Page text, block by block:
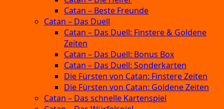
Catan – Beste Freunde
Catan – Das Duell
Catan – Das Duell: Finstere & Goldene
Zeiten
Catan – Das Duell: Bonus Box
Catan – Das Duell: Sonderkarten
Die Fürsten von Catan: Finstere Zeiten
Die Fürsten von Catan: Goldene Zeiten
Catan – Das schnelle Kartenspiel